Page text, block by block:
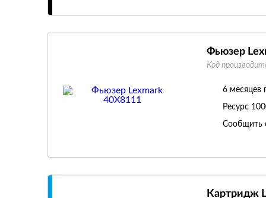
Фьюзер
Код
6 месяцев
Ресурс
Сообщить
Картридж